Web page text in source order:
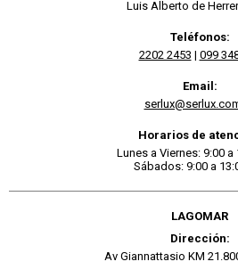
Luis Alberto de
Teléfonos:
2202 2453 | 099
Email:
Horarios de
Lunes a Viernes: 9:00 a
Sábados: 9:00 a
LAGOMAR
Dirección:
Av Giannattasio KM